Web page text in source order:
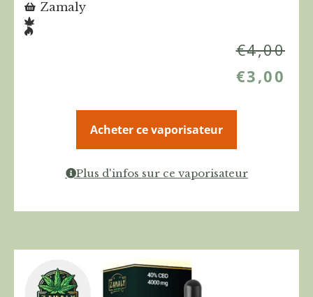
Zamaly
€4,00
€3,00
Acheter ce vaporisateur
Plus d'infos sur ce vaporisateur